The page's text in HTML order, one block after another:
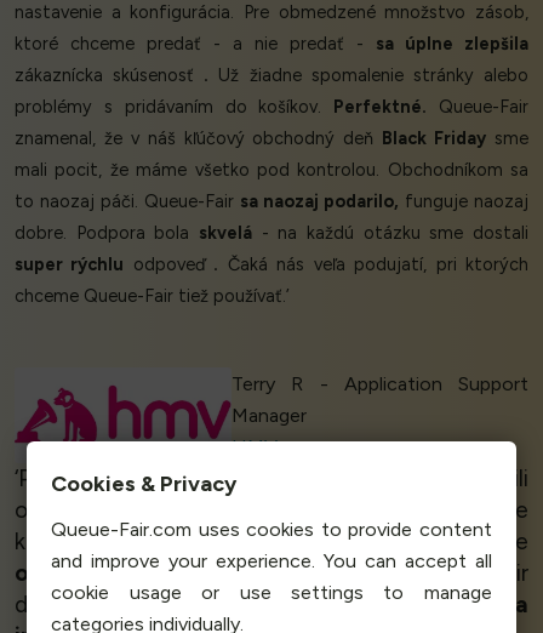
nastavenie a konfigurácia. Pre obmedzené množstvo zásob,
ktoré chceme predať - a nie predať - sa úplne zlepšila
zákaznícka skúsenosť . Už žiadne spomalenie stránky alebo
problémy s pridávaním do košíkov.
Perfektné. Queue-Fair
znamenal, že v náš kľúčový obchodný deň
Black Friday sme
mali pocit, že máme všetko pod kontrolou. Obchodníkom sa
to naozaj páči. Queue-Fair sa naozaj podarilo, funguje naozaj
dobre. Podpora bola skvelá - na každú otázku sme dostali
super rýchlu odpoveď . Čaká nás veľa podujatí, pri ktorých
chceme Queue-Fair tiež používať.’
Terry R - Application Support
Manager
HMV
‘Po úspešnej Kampaň CrowdCube
nás zaplavili
otázky. Chceli sme sa uistiť, že nestratíme
kontakt od potenciálnych zákazníkov. Boli sme
ohromenítým, akorýchlonás Queue-Fair
dokázal sprevádzkovať -tak jednoducho sa
Cookies & Privacy
Queue-Fair.com uses cookies to provide content
and improve your experience. You can accept all
cookie usage or use settings to manage
categories individually.